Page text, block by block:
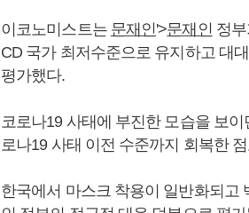
이코노미스트는 문재인'>문재인 정
CD 국가 최저수준으로 유지하고 대
평가했다.
코로나19 사태에 부진한 모습을 보
로나19 사태 이전 수준까지 회복한 점
한국에서 마스크 착용이 일반화되고